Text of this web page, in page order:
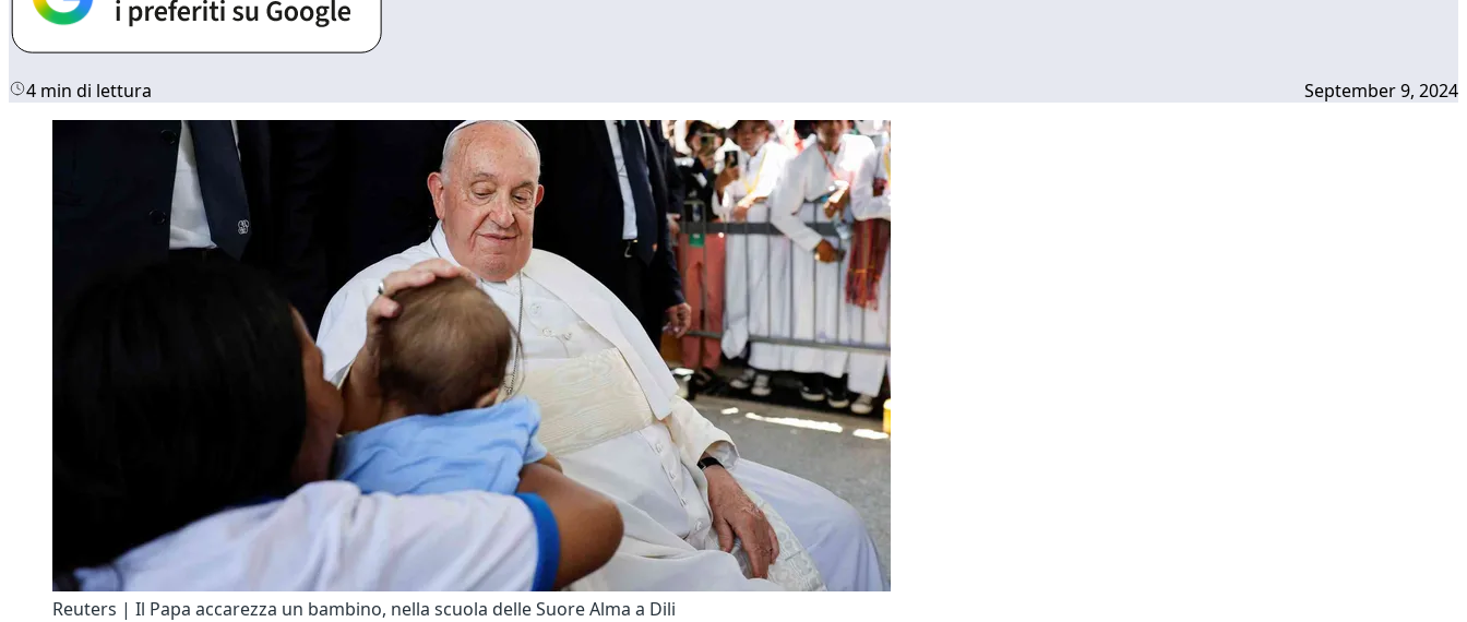
4 min di lettura September 9, 2024
Reuters | Il Papa accarezza un bambino, nella scuola delle Suore Alma a Dili